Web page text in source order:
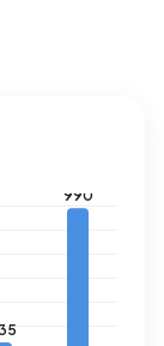
dan het
m³.